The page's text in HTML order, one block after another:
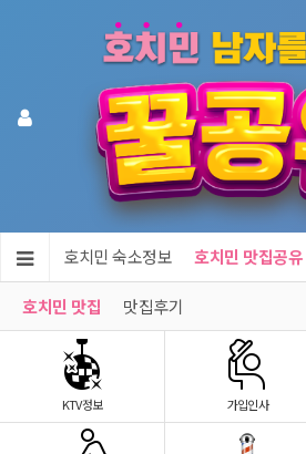
정보 호치민 숙소정보 호치민 맛집공유
호치민 맛집 맛집후기
KTV정보 가입인사